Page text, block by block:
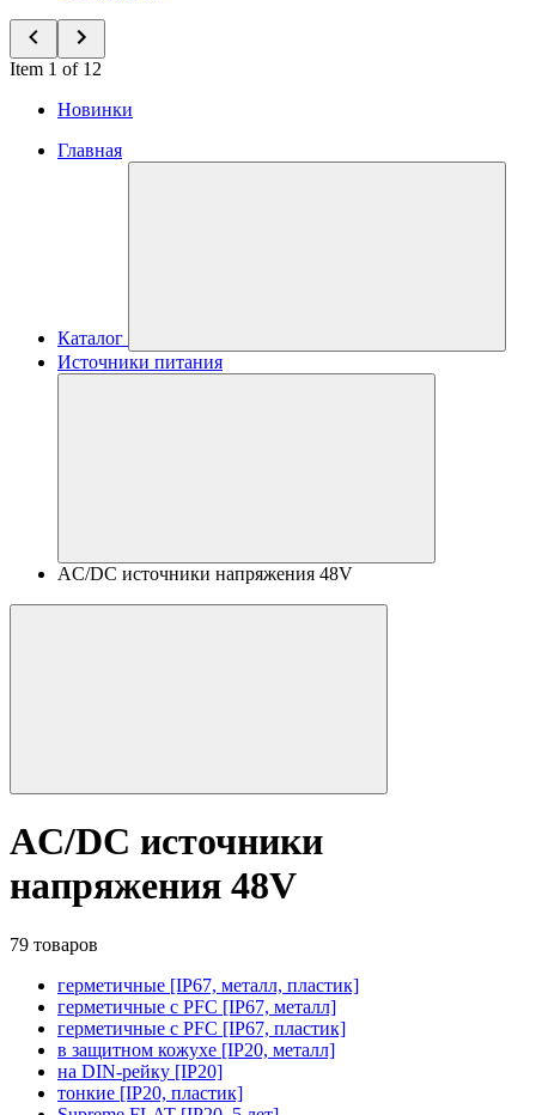
Item 1 of 12
Новинки
Главная
Каталог
Источники питания
AC/DC источники напряжения 48V
AC/DC источники
напряжения 48V
79 товаров
герметичные [IP67, металл, пластик]
герметичные с PFC [IP67, металл]
герметичные с PFC [IP67, пластик]
в защитном кожухе [IP20, металл]
на DIN-рейку [IP20]
тонкие [IP20, пластик]